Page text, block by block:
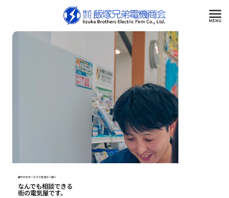
細やかなサービスで生活の一部に
なんでも相談できる
街の電気屋です。